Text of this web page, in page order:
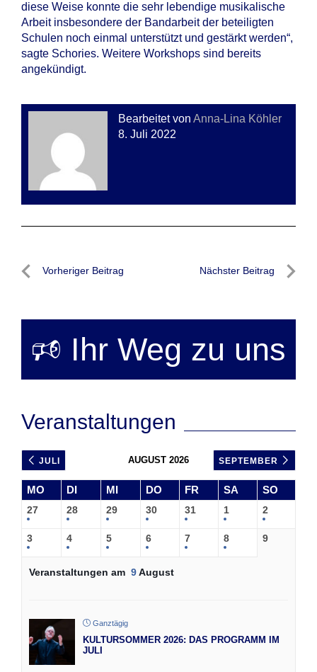
diese Weise konnte die sehr lebendige musikalische
Arbeit insbesondere der Bandarbeit der beteiligten
Schulen noch einmal unterstützt und gestärkt werden“,
sagte Schories. Weitere Workshops sind bereits
angekündigt.
Bearbeitet von Anna-Lina Köhler
8. Juli 2022
Beitragsnavigation
Vorheriger Beitrag Nächster Beitrag
🕫 Ihr Weg zu uns
Veranstaltungen
JULI AUGUST 2026 SEPTEMBER
MO DI MI DO FR SA SO
27 28 29 30 31 1 2
3 4 5 6 7 8 9
Veranstaltungen am 9August
Ganztägig
KULTURSOMMER 2026: DAS PROGRAMM IM
JULI